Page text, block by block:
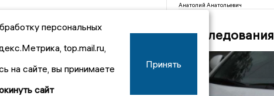
Анатолий Анатольевич
Расследования
персональных
top.mail.ru,
на сайте, вы принимаете
сайт
Принять